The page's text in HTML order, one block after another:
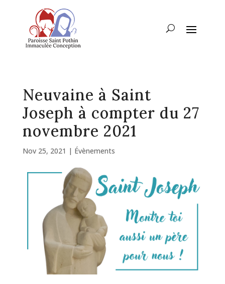
Neuvaine à Saint
Joseph à compter du 27
novembre 2021
Nov 25, 2021 | Évènements